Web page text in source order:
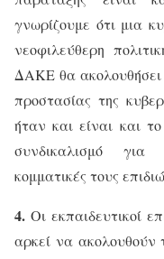
γνωρίζουμε ότι μια
νεοφιλεύθερη
ΔΑΚΕ θα
προστασίας της
ήταν και είναι και
συνδικαλισμό για
κομματικές τους
4. Οι εκπαιδευτικοί
αρκεί να ακολουθούν